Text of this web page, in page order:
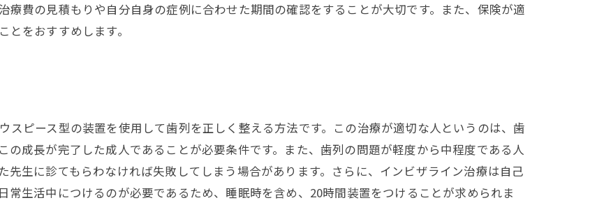
療費の見積もりや自分自身の症例に合わせた期間の確認をすることが大切です。また、保険が適
をおすすめします。
スピース型の装置を使用して歯列を正しく整える方法です。この治療が適切な人というのは、歯
の成長が完了した成人であることが必要条件です。また、歯列の問題が軽度から中程度である人
先生に診てもらわなければ失敗してしまう場合があります。さらに、インビザライン治療は自己
生活中につけるのが必要であるため、睡眠時を含め、20時間装置をつけることが求められま